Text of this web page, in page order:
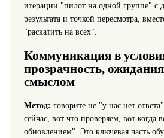
итерации "пилот на одной группе" с
результата и точкой пересмотра,
"раскатить на всех".
Коммуникация в
прозрачность,
смыслом
Метод: говорите не "у нас нет
сейчас, вот что проверяем, вот когда
обновлением". Это ключевая часть